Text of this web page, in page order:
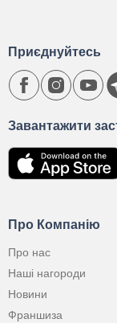
Про Компанію
Про нас
Наші нагороди
Новини
Франшиза
Завантажити
Приєднуйтесь